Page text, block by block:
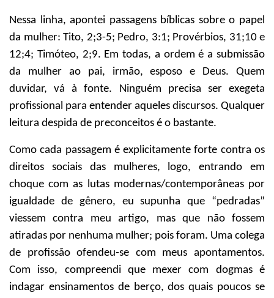
Nessa linha, apontei passagens bíblicas sobre o papel
da mulher: Tito, 2;3-5; Pedro, 3:1; Provérbios, 31;10 e
12;4; Timóteo, 2;9. Em todas, a ordem é a submissão
da mulher ao pai, irmão, esposo e Deus. Quem
duvidar, vá à fonte. Ninguém precisa ser exegeta
profissional para entender aqueles discursos. Qualquer
leitura despida de preconceitos é o bastante.
Como cada passagem é explicitamente forte contra os
direitos sociais das mulheres, logo, entrando em
choque com as lutas modernas/contemporâneas por
igualdade de gênero, eu supunha que “pedradas”
viessem contra meu artigo, mas que não fossem
atiradas por nenhuma mulher; pois foram. Uma colega
de profissão ofendeu-se com meus apontamentos.
Com isso, compreendi que mexer com dogmas é
indagar ensinamentos de berço, dos quais poucos se